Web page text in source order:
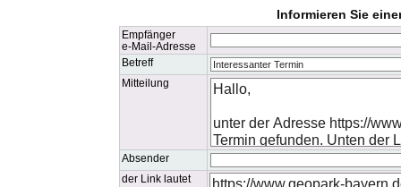
Informieren Sie
Empfänger
e-Mail-Adresse
Betreff
Mitteilung
Absender
der Link lautet